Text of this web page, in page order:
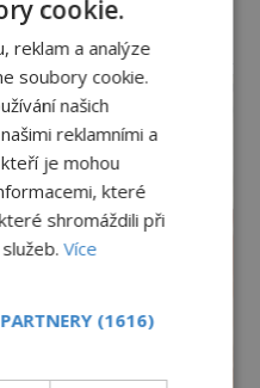
cookie.
reklam a analýze
soubory cookie.
našich
reklamními a
je mohou
které
shromáždili při
služeb.Více
(1616)